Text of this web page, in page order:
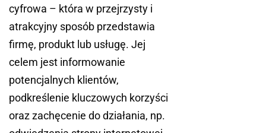
cyfrowa – która w przejrzysty i
atrakcyjny sposób przedstawia
firmę, produkt lub usługę. Jej
celem jest informowanie
potencjalnych klientów,
podkreślenie kluczowych korzyści
oraz zachęcenie do działania, np.